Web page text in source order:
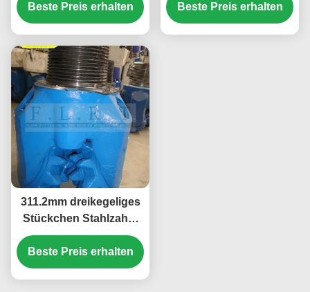
Abschnitt-
Brunnenbohrung
Beste Preis erhalten
Siegelgleitlager
Beste Preis erhalten
311.2mm dreikegeliges
Stückchen Stahlzahn-
FSG124/rotierender
Bohrer mit Gummi
versiegelten Lager
Beste Preis erhalten